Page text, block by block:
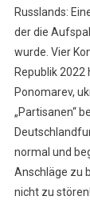
Russlands:
der die
wurde. Vier
Republik
Ponomarev,
„Partisanen“
normal und
Anschläge zu
nicht zu